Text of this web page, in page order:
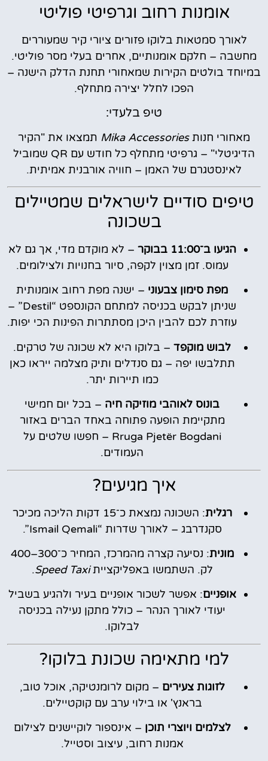
אומנות רחוב וגרפיטי פוליטי
לאורך סמטאות בלוקו פזורים ציורי קיר שמעוררים
מחשבה – חלקם אומנותיים, אחרים בעלי מסר פוליטי.
במיוחד בולטים הקירות שמאחורי תחנת הדלק הישנה –
הפכו לחלל יצירה מתחלף.
טיפ בלעדי:
מאחורי חנותMika Accessories תמצאו את "הקיר
הדיגיטלי" – גרפיטי מתחלף כל חודש עם QR שמוביל
לאינסטגרם של האמן – חוויה אורבנית אמיתית.
טיפים סודיים לישראלים שמטיילים
בשכונה
הגיעו ב־11:00 בבוקר
– לא מוקדם מדי, אך גם לא
עמוס. זמן מצוין לקפה, סיור בחנויות ולצילומים.
מפת סימון צבעוני – ישנה מפת רחוב אומנותית
שניתן לבקש בכניסה למתחם הקונספט “Destil” –
עוזרת לכם להבין היכן מסתתרות הפינות הכי יפות.
לבוש מוקפד – בלוקו היא לא שכונה של טרקים.
תתלבשו יפה – גם סנדלים ותיק מצלמה ייראו כאן
כמו תיירות יתר.
בונוס לאוהבי מוזיקה חיה – בכל יום חמישי
מתקיימת הופעה פתוחה באחד הברים באזור
Rruga Pjetër Bogdani – חפשו שלטים על
העמודים.
איך מגיעים?
רגלית
: השכונה נמצאת כ־15 דקות הליכה מכיכר
סקנדרבג – לאורך שדרות “Ismail Qemali”.
מונית
: נסיעה קצרה מהמרכז, המחיר כ־300–400
לק. השתמשו באפליקצייתSpeed Taxi
.
אופניים: אפשר לשכור אופניים בעיר ולהגיע בשביל
יעודי לאורך הנהר – כולל מתקן נעילה בכניסה
לבלוקו.
למי מתאימה שכונת בלוקו?
לזוגות צעירים – מקום לרומנטיקה, אוכל טוב,
בראנץ' או בילוי ערב עם קוקטיילים.
לצלמים ויוצרי תוכן – אינספור לוקיישנים לצילום
אמנות רחוב, עיצוב וסטייל.